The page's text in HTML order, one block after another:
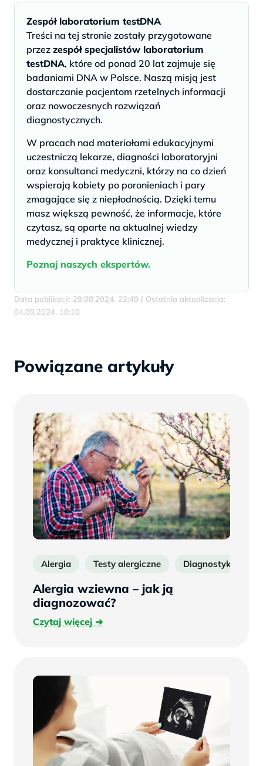
Zespół laboratorium testDNA
Treści na tej stronie zostały przygotowane
przez zespół specjalistów laboratorium
testDNA, które od ponad 20 lat zajmuje się
badaniami DNA w Polsce. Naszą misją jest
dostarczanie pacjentom rzetelnych informacji
oraz nowoczesnych rozwiązań
diagnostycznych.
W pracach nad materiałami edukacyjnymi
uczestniczą lekarze, diagności laboratoryjni
oraz konsultanci medyczni, którzy na co dzień
wspierają kobiety po poronieniach i pary
zmagające się z niepłodnością. Dzięki temu
masz większą pewność, że informacje, które
czytasz, są oparte na aktualnej wiedzy
medycznej i praktyce klinicznej.
Poznaj naszych ekspertów.
Data publikacji: 29.08.2024, 22:49 | Ostatnia aktualizacja:
04.09.2024, 10:10
Powiązane artykuły
Alergia Testy alergiczne Diagnostyka
Alergia wziewna – jak ją
diagnozować?
Czytaj więcejCzytaj